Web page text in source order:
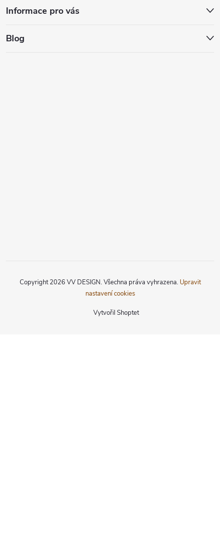
Informace pro vás
Blog
Vytvořil Shoptet
Copyright 2026 VV DESIGN. Všechna práva vyhrazena. Upravit
nastavení cookies